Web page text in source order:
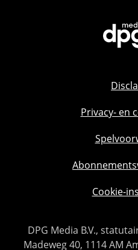
Privacy- en
Cookie-
DPG Media B.V.,
Madeweg 40, 1114 AM